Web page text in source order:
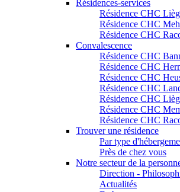
Résidences-services
Résidence CHC
Résidence CHC
Résidence CHC
Convalescence
Résidence CHC
Résidence CHC
Résidence CHC
Résidence CHC
Résidence CHC
Résidence CHC
Résidence CHC
Trouver une résidence
Par type
Près de chez vous
Notre secteur de la
Direction -
Actualités